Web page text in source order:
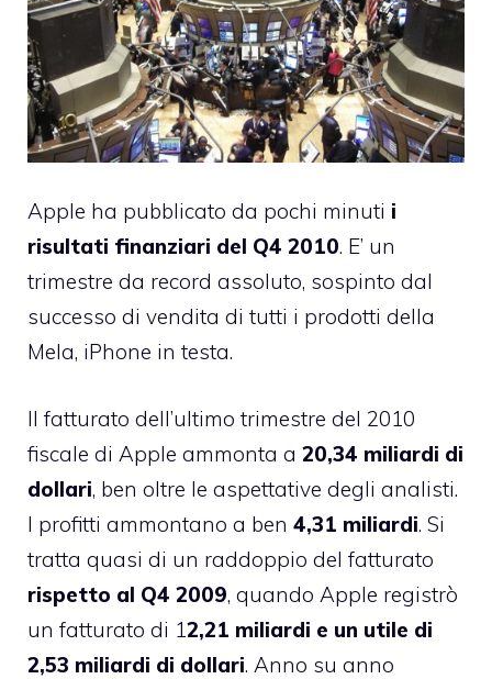
Apple ha pubblicato da pochi minuti i
risultati finanziari del Q4 2010. E’ un
trimestre da record assoluto, sospinto dal
successo di vendita di tutti i prodotti della
Mela, iPhone in testa.
Il fatturato dell’ultimo trimestre del 2010
fiscale di Apple ammonta a 20,34 miliardi di
dollari, ben oltre le aspettative degli analisti.
I profitti ammontano a ben 4,31 miliardi. Si
tratta quasi di un raddoppio del fatturato
rispetto al Q4 2009, quando Apple registrò
un fatturato di 12,21 miliardi e un utile di
2,53 miliardi di dollari. Anno su anno